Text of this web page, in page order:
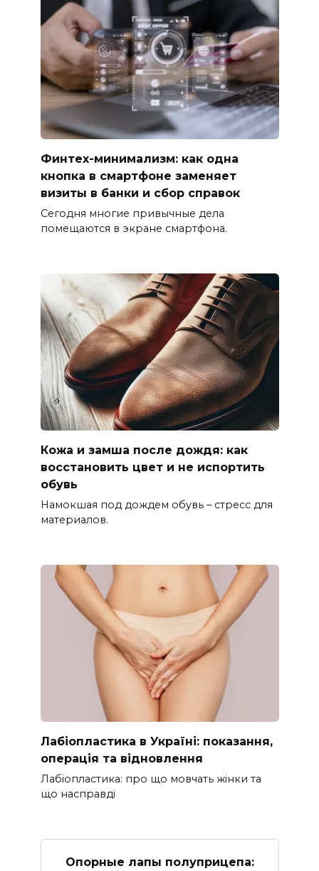
Финтех-минимализм: как одна
кнопка в смартфоне заменяет
визиты в банки и сбор справок
Сегодня многие привычные дела
помещаются в экране смартфона.
Кожа и замша после дождя: как
восстановить цвет и не испортить
обувь
Намокшая под дождем обувь – стресс для
материалов.
Лабіопластика в Україні: показання,
операція та відновлення
Лабіопластика: про що мовчать жінки та
що насправді
Опорные лапы полуприцепа: